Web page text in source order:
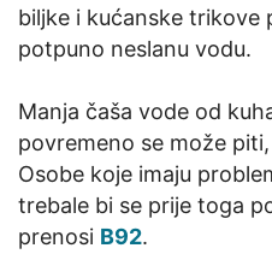
biljke i kućanske trikove
potpuno neslanu vodu.
Manja čaša vode od
povremeno se može
Osobe koje imaju
trebale bi se prije toga
prenosi B92.